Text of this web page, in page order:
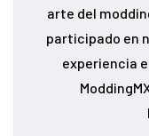
arte del
participado en
experiencia